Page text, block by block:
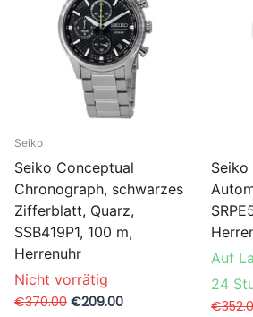
Seiko
Seiko Conceptual
Chronograph, schwarzes
Zifferblatt, Quarz,
SSB419P1, 100 m,
Herrenuhr
Nicht vorrätig
€370.00 €209.00
Auf
24